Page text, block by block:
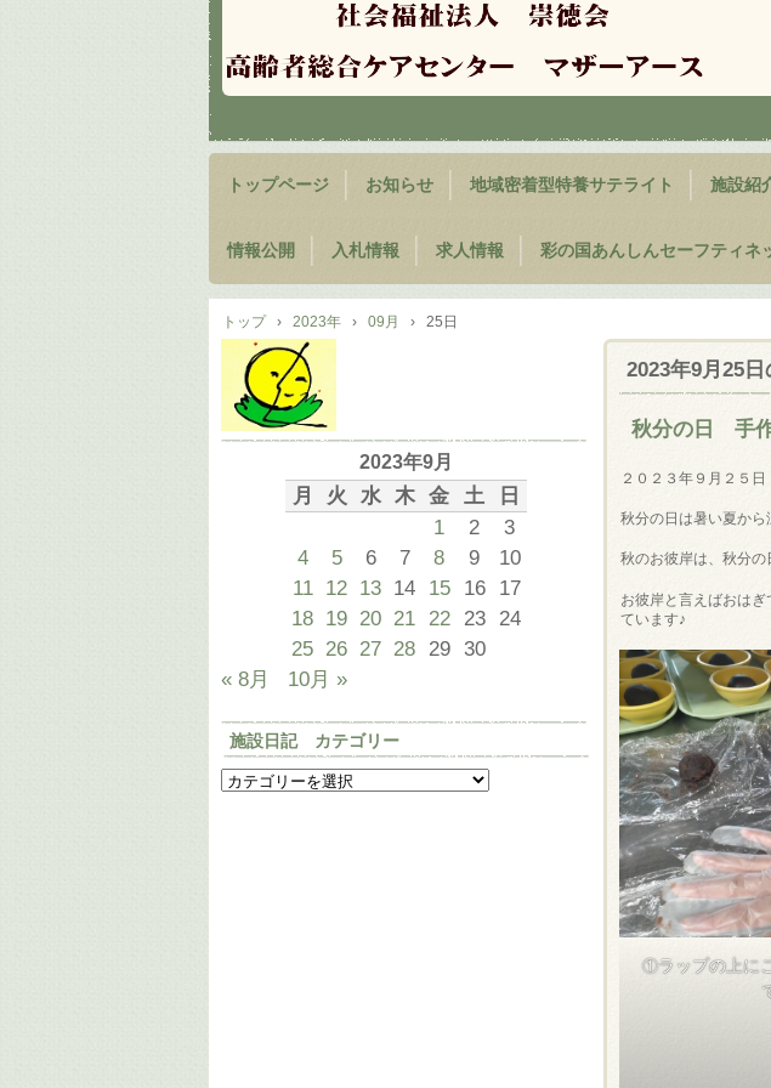
トップページ お知らせ 地域密着型特養サテライト 施設紹
情報公開 入札情報 求人情報 彩の国あんしんセーフティネ
トップ › 2023年 › 09月 › 25日
2023年9月25日
秋分の日 手
２０２３年９月２５日
秋分の日は暑い夏から
秋のお彼岸は、秋分の
お彼岸と言えばおは
ています♪
①ラップの上に
2023年9月
月 火 水 木 金 土
日
1
2
3
4
5 6 7 8 9
10
11 12 13 14 15 16
17
18 19 20 21 22 23
24
25 26 27 28 29 30
« 8月
10月 »
施設日記 カテゴリー